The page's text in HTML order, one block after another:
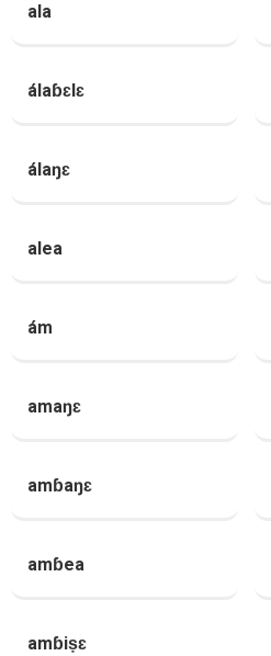
ala
álaɓɛlɛ
álaŋɛ
alea
ám
amaŋɛ
amɓaŋɛ
amɓea
amɓiṣɛ